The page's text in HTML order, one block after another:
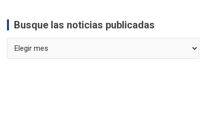
Busque las noticias publicadas
las